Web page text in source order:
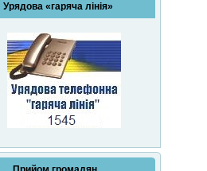
Урядова «гаряча лінія»